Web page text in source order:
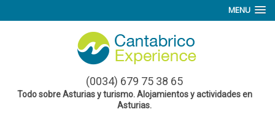
MENU
(0034) 679 75 38 65
Todo sobre Asturias y turismo. Alojamientos y actividades en
Asturias.